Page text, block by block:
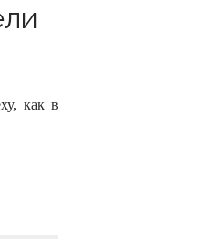
как в